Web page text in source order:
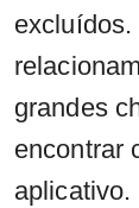
grandes
encontrar
aplicativo.